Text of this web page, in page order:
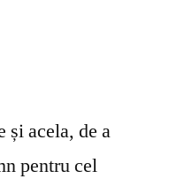
și acela, de a
pentru cel